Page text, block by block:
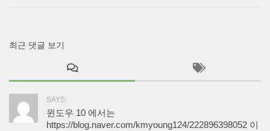
최근 댓글 보기
SAYS:
윈도우 10 에서는
https://blog.naver.com/kmyoung124/222896398052 이